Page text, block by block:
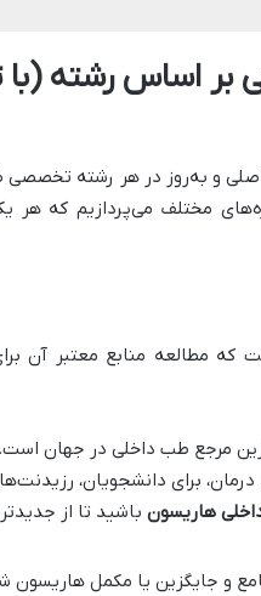
اساس رشته (با
و به‌روز در هر رشته
مختلف می‌پردازیم که هر
که مطالعه منابع معتبر آن
مرجع طب داخلی در جهان
درمان، برای دانشجویان،
هاریسون باشید تا از
و جایگزین یا مکمل هاریسون